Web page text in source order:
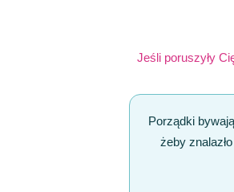
Jeśli poruszyły
Porządki
żeby